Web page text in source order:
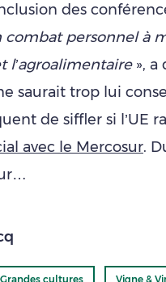
des
combat personnel à
l’agroalimentaire », a
saurait trop lui
de siffler si l’UE
avec le Mercosur.
Grandes cultures Vigne &